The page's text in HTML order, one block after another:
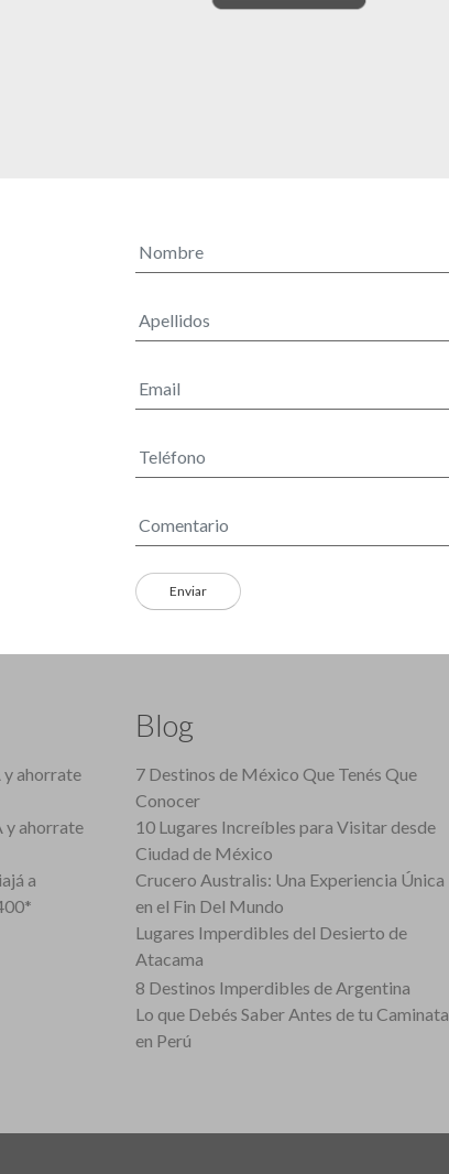
y ahorrate
y ahorrate
a
Blog
7 Destinos de México Que Tenés Que
Conocer
10 Lugares Increíbles para Visitar desde
Ciudad de México
Crucero Australis: Una Experiencia Única
en el Fin Del Mundo
Lugares Imperdibles del Desierto de
Atacama
8 Destinos Imperdibles de Argentina
Lo que Debés Saber Antes de tu Caminata
en Perú